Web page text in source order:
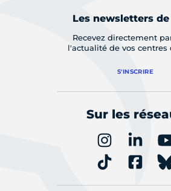
Les newsletters
Recevez directement
l'actualité de vos centres
S'INSCRIRE
Sur les